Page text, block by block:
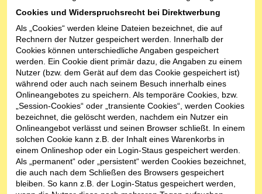
Cookies und Widerspruchsrecht bei Direktwerbung
Als „Cookies“ werden kleine Dateien bezeichnet, die auf
Rechnern der Nutzer gespeichert werden. Innerhalb der
Cookies können unterschiedliche Angaben gespeichert
werden. Ein Cookie dient primär dazu, die Angaben zu einem
Nutzer (bzw. dem Gerät auf dem das Cookie gespeichert ist)
während oder auch nach seinem Besuch innerhalb eines
Onlineangebotes zu speichern. Als temporäre Cookies, bzw.
„Session-Cookies“ oder „transiente Cookies“, werden Cookies
bezeichnet, die gelöscht werden, nachdem ein Nutzer ein
Onlineangebot verlässt und seinen Browser schließt. In einem
solchen Cookie kann z.B. der Inhalt eines Warenkorbs in
einem Onlineshop oder ein Login-Staus gespeichert werden.
Als „permanent“ oder „persistent“ werden Cookies bezeichnet,
die auch nach dem Schließen des Browsers gespeichert
bleiben. So kann z.B. der Login-Status gespeichert werden,